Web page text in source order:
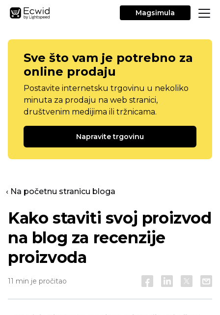
Magsimula
Sve što vam je potrebno za
online prodaju
Postavite internetsku trgovinu u nekoliko
minuta za prodaju na web stranici,
društvenim medijima ili tržnicama.
Napravite trgovinu
‹ Na početnu stranicu bloga
Kako staviti svoj proizvod
na blog za recenzije
proizvoda
11 min je pročitao